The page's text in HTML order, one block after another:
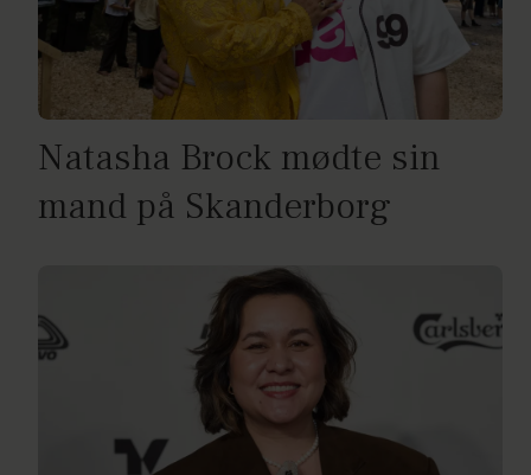
Natasha Brock mødte sin
mand på Skanderborg